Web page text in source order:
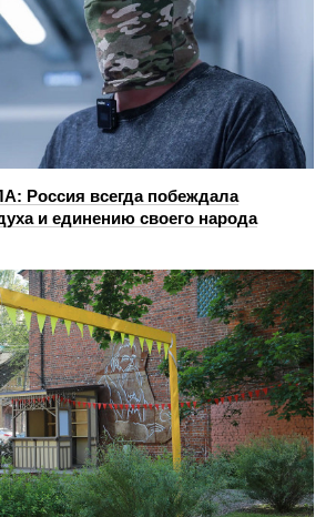
Россия всегда побеждала
и единению своего народа